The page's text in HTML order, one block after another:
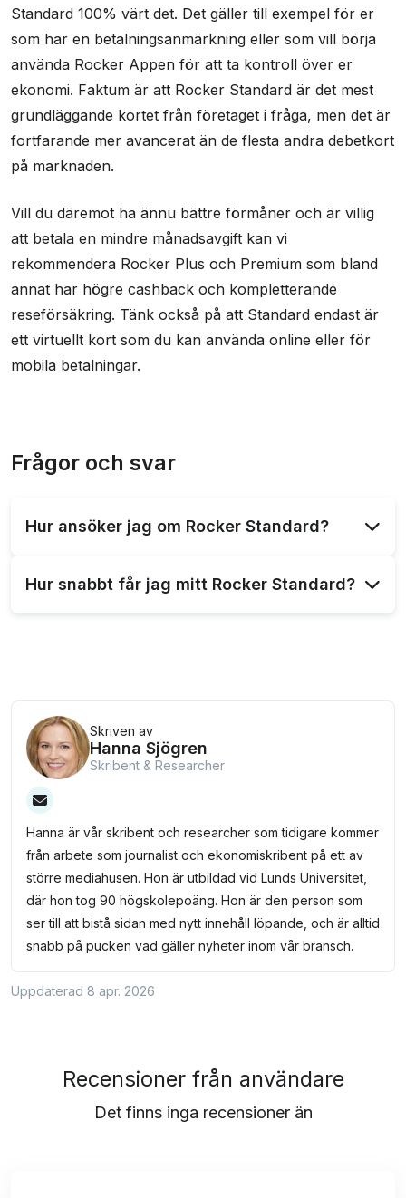
Standard 100% värt det. Det gäller till exempel för er
som har en betalningsanmärkning eller som vill börja
använda Rocker Appen för att ta kontroll över er
ekonomi. Faktum är att Rocker Standard är det mest
grundläggande kortet från företaget i fråga, men det är
fortfarande mer avancerat än de flesta andra debetkort
på marknaden.
Vill du däremot ha ännu bättre förmåner och är villig
att betala en mindre månadsavgift kan vi
rekommendera Rocker Plus och Premium som bland
annat har högre cashback och kompletterande
reseförsäkring. Tänk också på att Standard endast är
ett virtuellt kort som du kan använda online eller för
mobila betalningar.
Frågor och svar
Hur ansöker jag om Rocker Standard?
till Rockers hemsida där du snabbt och enkelt
Hur snabbt får jag mitt Rocker Standard?
över pengar till Rocker och börja använda ditt
Rocker Standard online eller för mobila
betalningar.
Skriven av
Hanna Sjögren
Skribent & Researcher
Hanna är vår skribent och researcher som tidigare kommer
från arbete som journalist och ekonomiskribent på ett av
större mediahusen. Hon är utbildad vid Lunds Universitet,
där hon tog 90 högskolepoäng. Hon är den person som
ser till att bistå sidan med nytt innehåll löpande, och är alltid
snabb på pucken vad gäller nyheter inom vår bransch.
Uppdaterad 8 apr. 2026
Recensioner från användare
Det finns inga recensioner än